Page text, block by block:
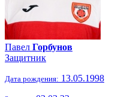
Павел Горбунов
Защитник
Дата рождения: 13.05.1998